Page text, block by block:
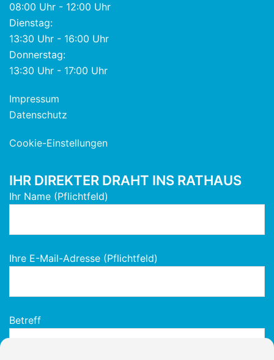
08:00 Uhr - 12:00 Uhr
Dienstag:
13:30 Uhr - 16:00 Uhr
Donnerstag:
13:30 Uhr - 17:00 Uhr
Impressum
Datenschutz
Cookie-Einstellungen
IHR DIREKTER DRAHT INS RATHAUS
Ihr Name (Pflichtfeld)
Ihre E-Mail-Adresse (Pflichtfeld)
Betreff